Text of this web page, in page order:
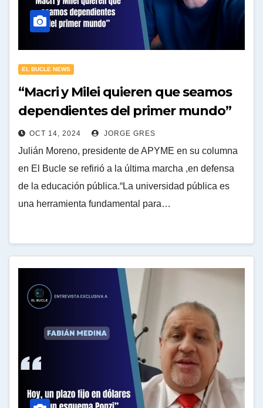
EL BUCLE NEWS
“Macri y Milei quieren que seamos
dependientes del primer mundo”
OCT 14, 2024 JORGE GRES
Julián Moreno, presidente de APYME en su columna
en El Bucle se refirió a la última marcha ,en defensa
de la educación pública.“La universidad pública es
una herramienta fundamental para…